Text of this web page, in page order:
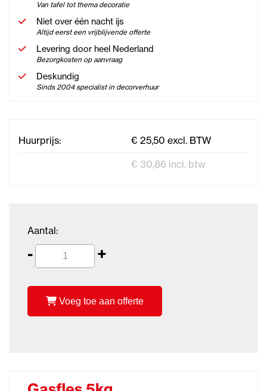
Van tafel tot thema decoratie
Niet over één nacht ijs
Altijd eerst een vrijblijvende offerte
Levering door heel Nederland
Bezorgkosten op aanvraag
Deskundig
Sinds 2004 specialist in decorverhuur
Huurprijs:
€ 25,50 excl. BTW
€ 30,86 incl. btw
Aantal:
- +
Voeg toe aan offerte